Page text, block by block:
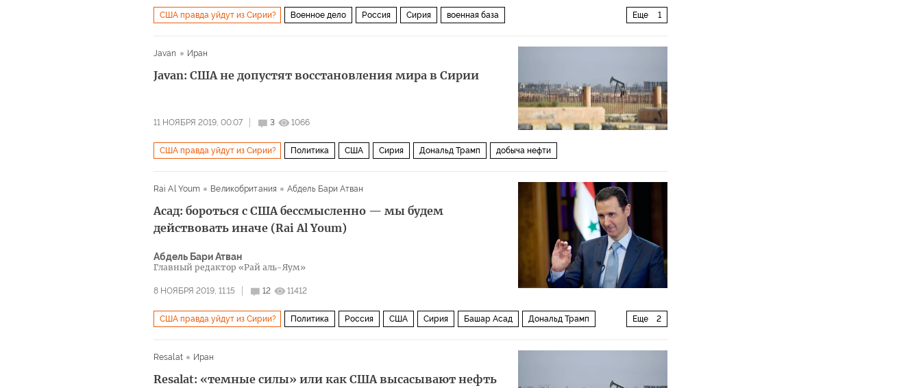
Еще 1
США правда уйдут из Сирии? Военное дело Россия Сирия военная база
Javan
Иран
Javan: США не допустят восстановления мира в Сирии
11 НОЯБРЯ 2019, 00:07 3 1066
США правда уйдут из Сирии? Политика США Сирия Дональд Трамп добыча нефти
Rai Al Youm Великобритания Абдель Бари Атван
Асад: бороться с США бессмысленно — мы будем
действовать иначе (Rai Al Youm)
Абдель Бари Атван
Главный редактор «Рай аль-Яум»
8 НОЯБРЯ 2019, 11:15 12 11412
Еще 2
США правда уйдут из Сирии? Политика Россия США Сирия Башар Асад Дональд Трамп
Resalat
Иран
Resalat: «темные силы» или как США высасывают нефть